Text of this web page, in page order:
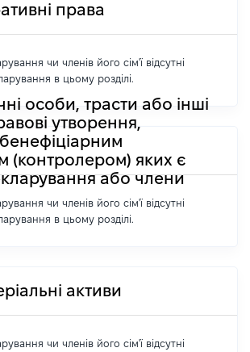
права
чи членів його сім'ї відсутні
в цьому розділі.
особи, трасти або інші
утворення,
(контролером) яких є
або члени
чи членів його сім'ї відсутні
в цьому розділі.
активи
чи членів його сім'ї відсутні